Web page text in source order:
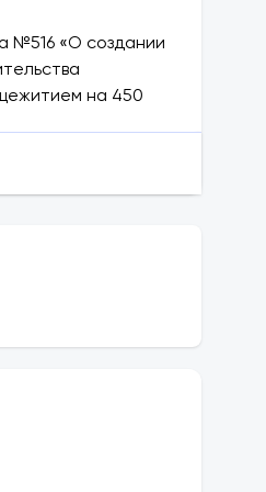
№516 «О создании
на 450
математики и